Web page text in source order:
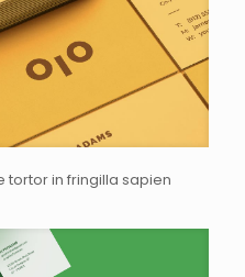
tortor in fringilla sapien